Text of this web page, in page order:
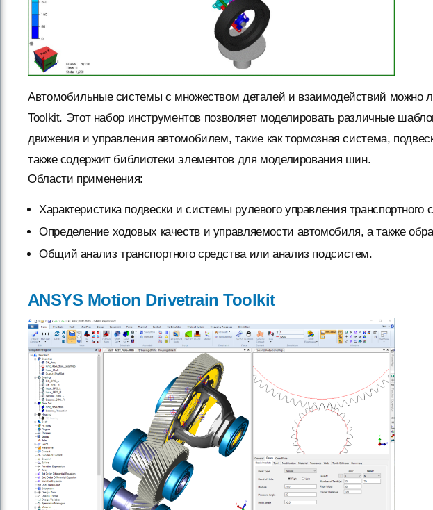
Автомобильные системы с множеством деталей и взаимодействий можно
Toolkit. Этот набор инструментов позволяет моделировать различные
движения и управления автомобилем, такие как тормозная система,
также содержит библиотеки элементов для моделирования шин.
Области применения:
Характеристика подвески и системы рулевого управления транспортного
Определение ходовых качеств и управляемости автомобиля, а также
Общий анализ транспортного средства или анализ подсистем.
ANSYS Motion Drivetrain Toolkit